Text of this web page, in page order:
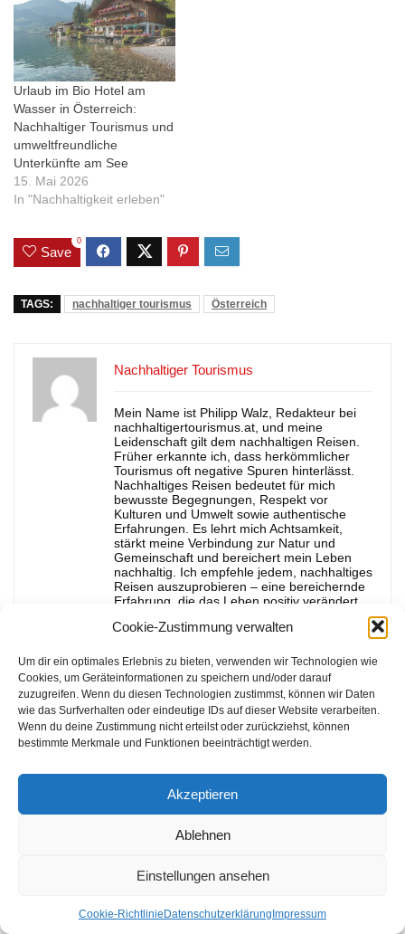
Cookie-Zustimmung verwalten
Um dir ein optimales Erlebnis zu bieten, verwenden wir Technologien wie
Cookies, um Geräteinformationen zu speichern und/oder darauf
zuzugreifen. Wenn du diesen Technologien zustimmst, können wir Daten
wie das Surfverhalten oder eindeutige IDs auf dieser Website verarbeiten.
Wenn du deine Zustimmung nicht erteilst oder zurückziehst, können
bestimmte Merkmale und Funktionen beeinträchtigt werden.
Akzeptieren
Ablehnen
Einstellungen ansehen
Cookie-Richtlinie Datenschutzerklärung Impressum
Urlaub im Bio Hotel am
Wasser in Österreich:
Nachhaltiger Tourismus und
umweltfreundliche
Unterkünfte am See
15. Mai 2026
In "Nachhaltigkeit erleben"
Save
0
TAGS: nachhaltiger tourismus Österreich
Nachhaltiger Tourismus
Mein Name ist Philipp Walz, Redakteur bei
nachhaltigertourismus.at, und meine
Leidenschaft gilt dem nachhaltigen Reisen.
Früher erkannte ich, dass herkömmlicher
Tourismus oft negative Spuren hinterlässt.
Nachhaltiges Reisen bedeutet für mich
bewusste Begegnungen, Respekt vor
Kulturen und Umwelt sowie authentische
Erfahrungen. Es lehrt mich Achtsamkeit,
stärkt meine Verbindung zur Natur und
Gemeinschaft und bereichert mein Leben
nachhaltig. Ich empfehle jedem, nachhaltiges
Reisen auszuprobieren – eine bereichernde
Erfahrung, die das Leben positiv verändert.
Ähnliche Artikel
Österreich: Tipps für
Erlebnisse für Mobilhome-